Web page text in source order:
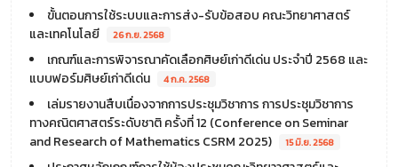
ขั้นตอนการใช้ระบบและการส่ง-รับข้อสอบ คณะวิทยาศาสตร์
และเทคโนโลยี
26 ก.ย. 2568
เกณฑ์และการพิจารณาคัดเลือกศิษย์เก่าดีเด่น ประจำปี 2568 และ
แบบฟอร์มศิษย์เก่าดีเด่น
4 ก.ค. 2568
เล่มรายงานสืบเนื่องจากการประชุมวิชาการ การประชุมวิชาการ
ทางคณิตศาสตร์ระดับชาติ ครั้งที่ 12 (Conference on Seminar
and Research of Mathematics CSRM 2025)
15 มิ.ย. 2568